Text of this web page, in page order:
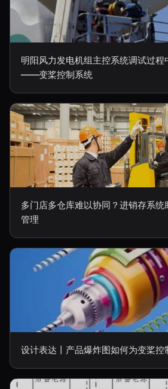
明阳风力发电机组主控系统调试过程
——变桨控制系统
多门店多仓库难以协同？进销存系统
管理
设计表达丨产品爆炸图如何为变桨控